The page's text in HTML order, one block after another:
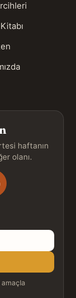
haftanın
olanı.